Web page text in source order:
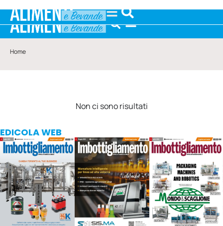
Home
Non ci sono risultati
EDICOLA WEB